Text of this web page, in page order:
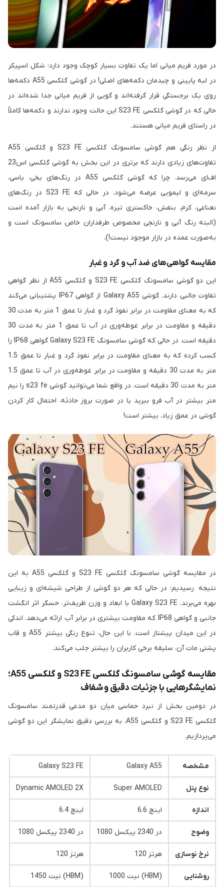
در مورد فریم میانی اما یک تفاوت بسیار کوچک وجود دارد؛ شکل اسپیکر
در لبه پایینی و چیدمان دکمه‌های اصلی! در گوشی گلکسی A55 دکمه‌ها
روی یک برجستگی قرار گرفته‌اند و گویی از فریم میانی جدا شده‌اند در
حالی که در گوشی گلکسی S23 FE این حالت وجود ندارند و دکمه‌ها کاملاً
در راستای فریم میانی هستند.
از نظر رنگی هم گوشی سامسونگ گلکسی S23 FE و گلکسی A55
تفاوت‌های زیادی دارند که برتری در این بخش به گوشی گلکسی اس23
اف‌ای می‌رسد. چرا که گوشی گلکسی A55 در رنگ‌های یخی، یاسی،
سرمه‌ای و لیمویی عرضه می‌شود، در حالی که S23 FE در رنگ‌های
نعناعی، کرم، بنفش، خاکستری تیره، آبی و نارنجی به بازار آمده است
(البته رنگ آبی و نارنجی مخصوص طرفداران خاص سامسونگ است و
به‌صورت عمده در بازار موجود نیست!).
مقایسه گواهی‌های ضد آب و گرد و غبار
این دو گوشی سامسونگ گلکسی S23 FE و گلکسی A55 از نظر گواهی
تفاوت جالبی دارند. گوشی Galaxy A55 از گواهی IP67 پشتیبانی می‌کند
که به معنای مقاومت در برابر نفوذ گرد و غبار تا عمق 1 متر به مدت 30
دقیقه و مقاومت در برابر غوطه‌وری در آب تا عمق 1 متر به مدت 30
دقیقه است. در حالی که گوشی سامسونگ Galaxy S23 FE گواهی IP68 را
کسب کرده که به معنای مقاومت در برابر نفوذ گرد و غبار تا عمق 1.5
متر به مدت 30 دقیقه و مقاومت در برابر غوطه‌وری در آب تا عمق 1.5
متر به مدت 30 دقیقه است. در واقع شما می‌توانید گوشی s23 fe را نیم
متر بیشتر در آب فرو ببرید یا در صورت بروز حادثه، احتمال کار کردن
گوشی در عمق زیاد، بیشتر است!
در مقایسه گوشی سامسونگ گلکسی S23 FE و گلکسی A55 به این
نتیجه رسیدیم؛ در حالی که هر دو گوشی از طراحی شیشه‌ای و زیبایی
بهره می‌برند، Galaxy S23 FE با ابعاد و وزن ظریف‌تر، حسگر اثر انگشت
جانبی و گواهی IP68 که مقاومت بیشتری در برابر آب ارائه می‌دهد، اندکی
در این میدان پیشتاز است. با این حال، تنوع رنگی بیشتر A55 و قاب
پشتی مات آن، سلیقه برخی کاربران را بیشتر جلب می‌کند.
مقایسه گوشی سامسونگ گلکسی S23 FE و گلکسی A55؛
نمایشگرهایی با جزئیات دقیق و شفاف
در دومین بخش از نبرد حماسی میان دو مدعی قدرتمند سامسونگ
گلکسی S23 FE و گلکسی A55، به بررسی دقیق نمایشگر این دو گوشی
می‌پردازیم.
مشخصه Galaxy A55
Galaxy S23 FE
نوع پنل Super AMOLED
Dynamic AMOLED 2X
اندازه 6.6 اینچ 6.4 اینچ
وضوح 1080 در 2340 پیکسل 1080 در 2340 پیکسل
نرخ نوسازی 120 هرتز 120 هرتز
روشنایی 1000 نیت (HBM) 1450 نیت (HBM)